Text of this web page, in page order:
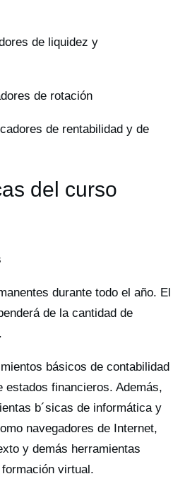
de liquidez y
de rotación
de rentabilidad y de
del curso
durante todo el año. El
de la cantidad de
básicos de contabilidad
estados financieros. Además,
b´sicas de informática y
navegadores de Internet,
y demás herramientas
virtual.